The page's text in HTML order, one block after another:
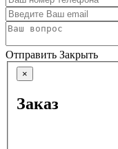
Отправить Закрыть
×
Заказ